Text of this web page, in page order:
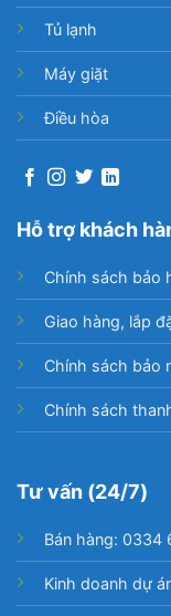
Đối với các
380 lít
Điện máy ĐẤT
trong 2 thiết kế
Khay lạnh
Khay lạnh
Tủ lạnh
Máy giặt
Điều hòa
Hỗ trợ khách
Chính sách bảo
Giao hàng, lắp
Chính sách bảo
Chính sách
Tư vấn (24/7)
Bán hàng: 0334
Kinh doanh dự